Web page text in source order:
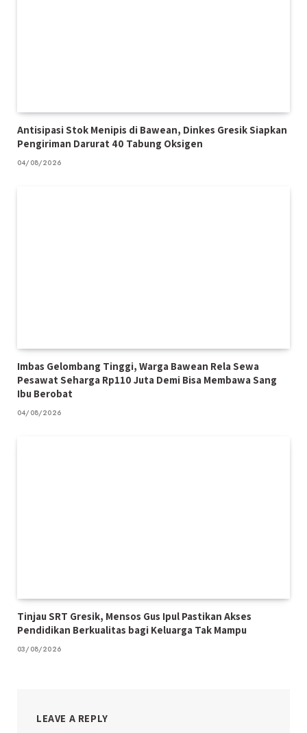
Antisipasi Stok Menipis di Bawean, Dinkes Gresik Siapkan
Pengiriman Darurat 40 Tabung Oksigen
04/08/2026
Imbas Gelombang Tinggi, Warga Bawean Rela Sewa
Pesawat Seharga Rp110 Juta Demi Bisa Membawa Sang
Ibu Berobat
04/08/2026
Tinjau SRT Gresik, Mensos Gus Ipul Pastikan Akses
Pendidikan Berkualitas bagi Keluarga Tak Mampu
03/08/2026
LEAVE A REPLY